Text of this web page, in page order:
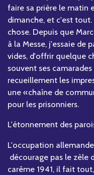
faire sa prière le matin
dimanche, et c'est
chose. Depuis que
à la Messe, j'essaie de
vides, d'offrir quelque
souvent ses
recueillement les
une «chaîne de
pour les prisonniers.
L'étonnement des
L'occupation
décourage pas le zèle
carême 1941, il fait